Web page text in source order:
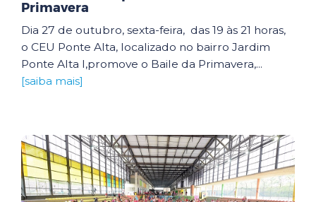
Primavera
Dia 27 de outubro, sexta-feira, das 19 às 21 horas,
o CEU Ponte Alta, localizado no bairro Jardim
Ponte Alta I,promove o Baile da Primavera,...
[saiba mais]